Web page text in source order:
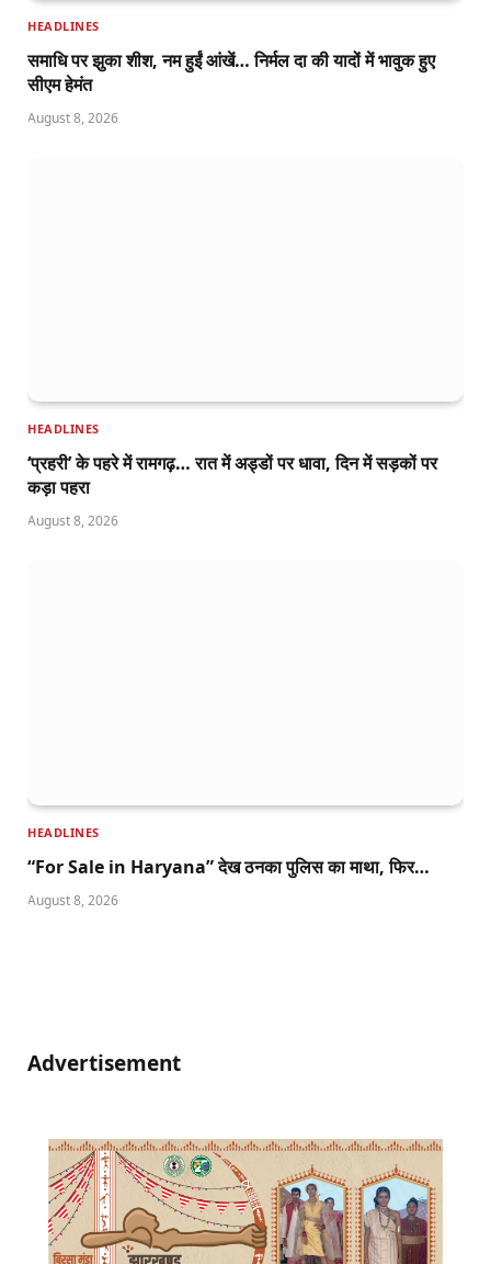
HEADLINES
समाधि पर झुका शीश, नम हुईं आंखें… निर्मल दा की यादों में भावुक हुए
सीएम हेमंत
August 8, 2026
HEADLINES
‘प्रहरी’ के पहरे में रामगढ़… रात में अड्डों पर धावा, दिन में सड़कों पर
कड़ा पहरा
August 8, 2026
HEADLINES
“For Sale in Haryana” देख ठनका पुलिस का माथा, फिर…
August 8, 2026
Advertisement